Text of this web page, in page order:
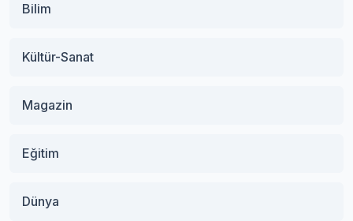
Bilim
Kültür-Sanat
Magazin
Eğitim
Dünya